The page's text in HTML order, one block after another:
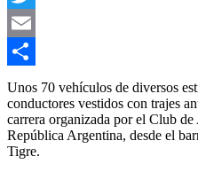
Twitter
Email
Compartir
Unos 70 vehículos de diversos
conductores vestidos con trajes
carrera organizada por el Club
República Argentina, desde el
Tigre.